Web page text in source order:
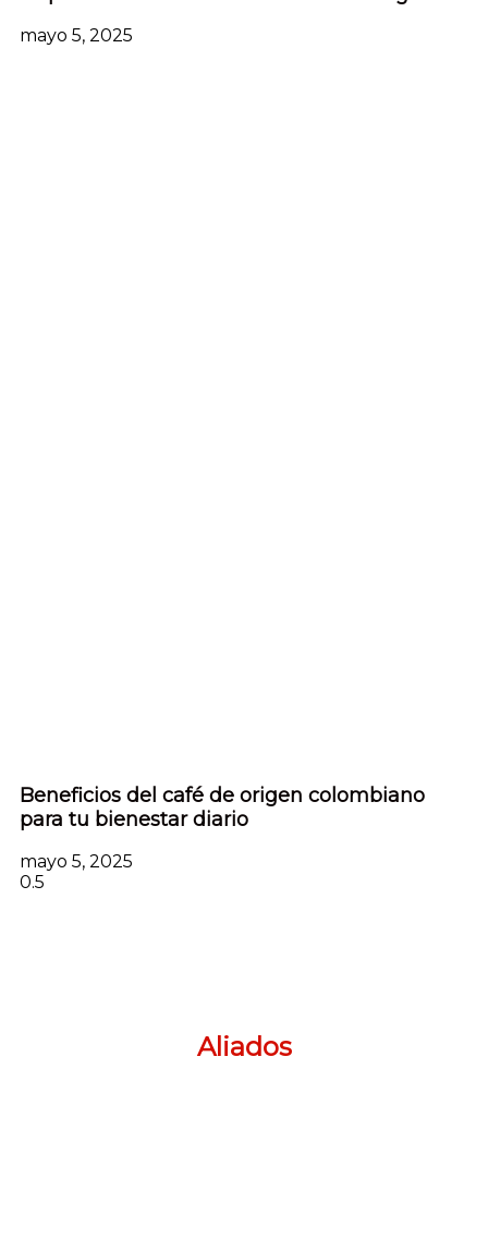
mayo 5, 2025
Beneficios del café de origen colombiano
para tu bienestar diario
mayo 5, 2025
Aliados